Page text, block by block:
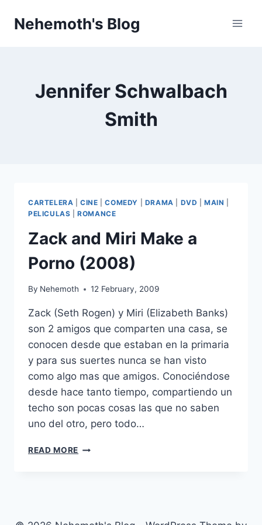
Nehemoth's Blog
Jennifer Schwalbach
Smith
CARTELERA |CINE |COMEDY DRAMA DVD |MAIN
PELICULAS |ROMANCE
Zack and Miri Make a
Porno (2008)
By Nehemoth 12 February, 2009
Zack (Seth Rogen) y Miri (Elizabeth Banks)
son 2 amigos que comparten una casa, se
conocen desde que estaban en la primaria
y para sus suertes nunca se han visto
como algo mas que amigos. Conociéndose
desde hace tanto tiempo, compartiendo un
techo son pocas cosas las que no saben
uno del otro, pero todo…
READ MORE ZACK
(2008)